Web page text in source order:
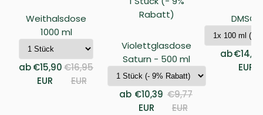
Weithalsdose
1000 ml
ab
€16,95
EUR
€15,90
EUR
Rabatt)
Violettglasdose
Saturn - 500 ml
ab
€9,77
EUR
€10,39
EUR
DMSO
ab
EUR